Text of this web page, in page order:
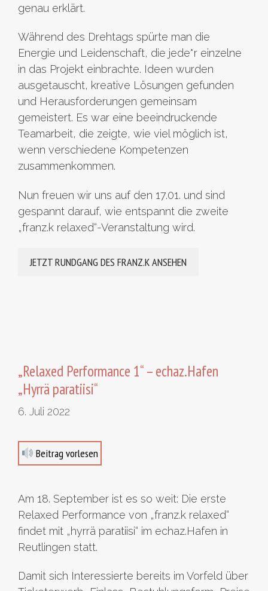
genau erklärt.
Während des Drehtags spürte man die
Energie und Leidenschaft, die jede*r einzelne
in das Projekt einbrachte. Ideen wurden
ausgetauscht, kreative Lösungen gefunden
und Herausforderungen gemeinsam
gemeistert. Es war eine beeindruckende
Teamarbeit, die zeigte, wie viel möglich ist,
wenn verschiedene Kompetenzen
zusammenkommen.
Nun freuen wir uns auf den 17.01. und sind
gespannt darauf, wie entspannt die zweite
„franz.k relaxed“-Veranstaltung wird.
JETZT RUNDGANG DES FRANZ.K ANSEHEN
„Relaxed Performance 1“ – echaz.Hafen
„Hyrrä paratiisi“
6. Juli 2022
Beitrag vorlesen
Am 18. September ist es so weit: Die erste
Relaxed Performance von „franz.k relaxed“
findet mit „hyrrä paratiisi“ im echaz.Hafen in
Reutlingen statt.
Damit sich Interessierte bereits im Vorfeld über